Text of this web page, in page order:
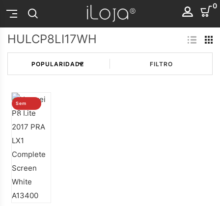
0
HULCP8LI17WH
FILTRO
Sem
stock